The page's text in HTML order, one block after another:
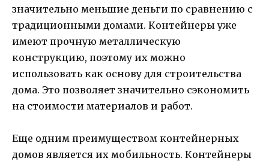
значительно меньшие деньги по сравнению с
традиционными домами. Контейнеры уже
имеют прочную металлическую
конструкцию, поэтому их можно
использовать как основу для строительства
дома. Это позволяет значительно сэкономить
на стоимости материалов и работ.
Еще одним преимуществом контейнерных
домов является их мобильность. Контейнеры